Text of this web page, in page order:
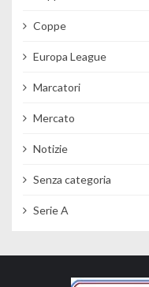
Coppe
Europa League
Marcatori
Mercato
Notizie
Senza categoria
Serie A